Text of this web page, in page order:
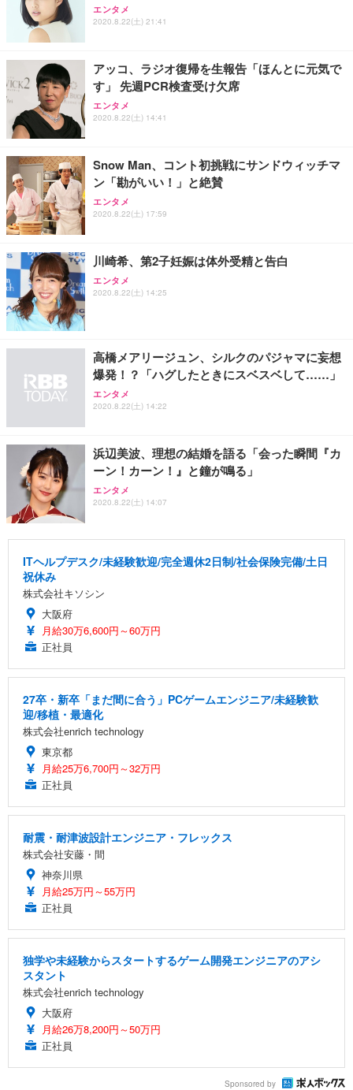
エンタメ
2020.8.22(土) 21:41
アッコ、ラジオ復帰を生報告「ほんとに元気で
す」 先週PCR検査受け欠席
エンタメ
2020.8.22(土) 14:41
Snow Man、コント初挑戦にサンドウィッチマ
ン「勘がいい！」と絶賛
エンタメ
2020.8.22(土) 17:59
川崎希、第2子妊娠は体外受精と告白
エンタメ
2020.8.22(土) 14:25
高橋メアリージュン、シルクのパジャマに妄想
爆発！？「ハグしたときにスベスベして……」
エンタメ
2020.8.22(土) 14:22
浜辺美波、理想の結婚を語る「会った瞬間『カ
ーン！カーン！』と鐘が鳴る」
エンタメ
2020.8.22(土) 14:07
ITヘルプデスク/未経験歓迎/完全週休2日制/社会保険完備/土日
祝休み
株式会社キソシン
大阪府
月給30万6,600円～60万円
正社員
27卒・新卒「まだ間に合う」PCゲームエンジニア/未経験歓
迎/移植・最適化
株式会社enrich technology
東京都
月給25万6,700円～32万円
正社員
耐震・耐津波設計エンジニア・フレックス
株式会社安藤・間
神奈川県
月給25万円～55万円
正社員
独学や未経験からスタートするゲーム開発エンジニアのアシ
スタント
株式会社enrich technology
大阪府
月給26万8,200円～50万円
正社員
Sponsored by